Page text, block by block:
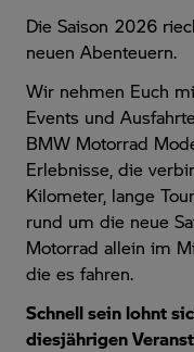
Die Saison 2026
neuen Abenteuern.
Wir nehmen Euch
Events und
BMW Motorrad
Erlebnisse, die
Kilometer, lange
rund um die neue
Motorrad allein im
die es fahren.
Schnell sein lohnt
diesjährigen